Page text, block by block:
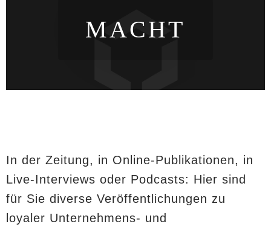
MACHT
In der Zeitung, in Online-Publikationen, in
Live-Interviews oder Podcasts: Hier sind
für Sie diverse Veröffentlichungen zu
loyaler Unternehmens- und